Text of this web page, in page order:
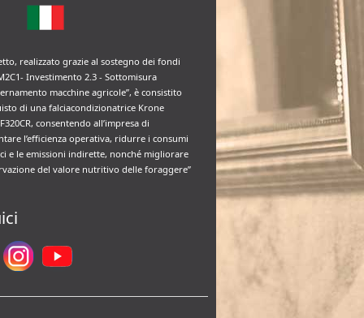
realizzato grazie al sostegno dei fondi
Investimento 2.3 - Sottomisura
macchine agricole”, è consistito
di una falciacondizionatrice Krone
consentendo all’impresa di
l’efficienza operativa, ridurre i consumi
e le emissioni indirette, nonché migliorare
del valore nutritivo delle foraggere”